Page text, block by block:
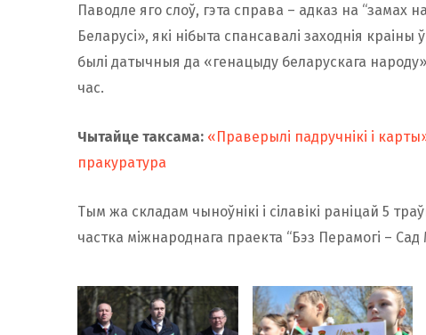
Паводле яго слоў, гэта справа – адказ на “замах
Беларусі», які нібыта спансавалі заходнія
былі датычныя да «генацыду беларускага
час.
Чытайце таксама: «Праверылі падручнікі і
пракуратура
Тым жа складам чыноўнікі і сілавікі раніцай 5
частка міжнароднага праекта “Бэз Перамогі – Сад